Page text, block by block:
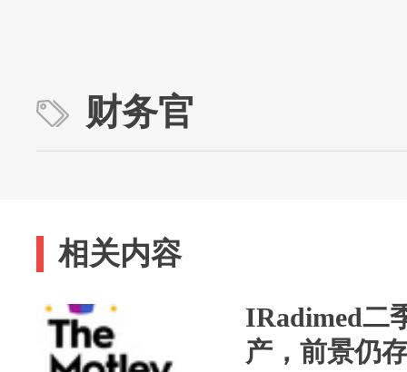
财务官
相关内容
IRadimed二
产，前景仍